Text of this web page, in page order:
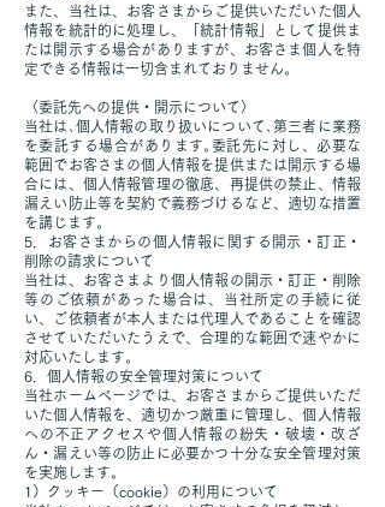
また、当社は、お客さまからご提供いただいた個人
情報を統計的に処理し、「統計情報」として提供ま
たは開示する場合がありますが、お客さま個人を特
定できる情報は一切含まれておりません。
〈委託先への提供・開示について〉
当社は､個人情報の取り扱いについて､第三者に業務
を委託する場合があります｡委託先に対し、必要な
範囲でお客さまの個人情報を提供または開示する場
合には、個人情報管理の徹底、再提供の禁止、情報
漏えい防止等を契約で義務づけるなど、適切な措置
を講じます。
5．お客さまからの個人情報に関する開示・訂正・
削除の請求について
当社は、お客さまより個人情報の開示・訂正・削除
等のご依頼があった場合は、当社所定の手続に従
い、ご依頼者が本人または代理人であることを確認
させていただいたうえで、合理的な範囲で速やかに
対応いたします。
6．個人情報の安全管理対策について
当社ホームページでは、お客さまからご提供いただ
いた個人情報を、適切かつ厳重に管理し、個人情報
への不正アクセスや個人情報の紛失・破壊・改ざ
ん・漏えい等の防止に必要かつ十分な安全管理対策
を実施します。
1）クッキー（cookie）の利用について